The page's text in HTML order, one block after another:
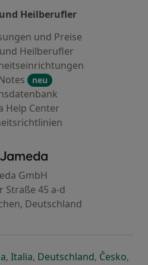
Heilberufler
und Preise
Heilberufler
neu
Help Center
Jameda - Startseite
GmbH
Straße 45 a-d
Deutschland
Registerkarte
einer neuen Registerkarte
öffnet in einer neuen
, Italiaöffnet in einer neuen
, Deutschlandöffnet in
, Česko,